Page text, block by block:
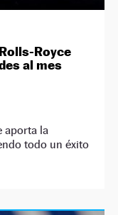
Royce
al mes
aporta la
todo un éxito